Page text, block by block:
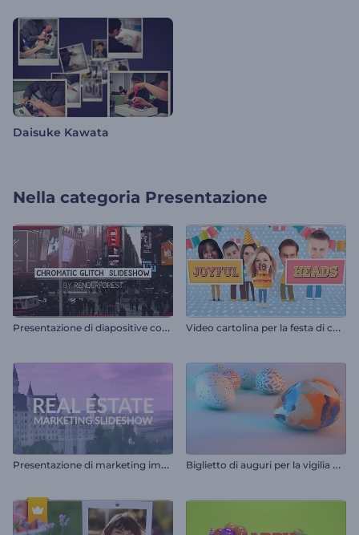
Daisuke Kawata
Nella categoria Presentazione
P
resentazione di diapositive con glitch cromatici V
ideo cartolina per la festa di compleanno
P
resentazione di marketing immobiliare B
iglietto di auguri per la vigilia di Pasqua